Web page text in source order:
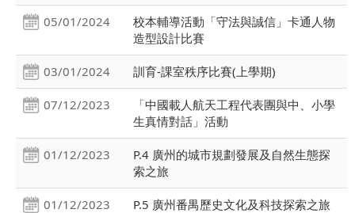
05/01/2024
校本輔導活動「守法與誠信」卡通人物
造型設計比賽
03/01/2024 訓育-課室秩序比賽(上學期)
07/12/2023
「中國載人航天工程代表團與中、小學
生真情對話」活動
01/12/2023
P.4 廣州的城市規劃發展及自然生態探
索之旅
01/12/2023 P.5 廣州番禺歷史文化及科技探索之旅